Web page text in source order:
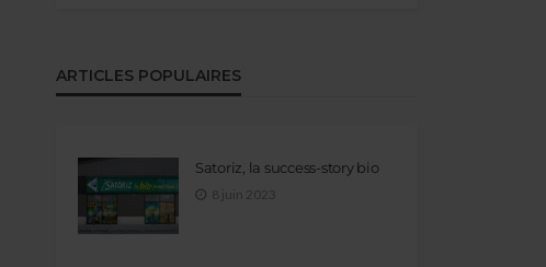
ARTICLES POPULAIRES
Satoriz, la success-story bio
8 juin 2023